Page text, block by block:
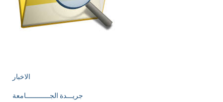
الاخبار
جريـــدة الجــــــــــــامعة